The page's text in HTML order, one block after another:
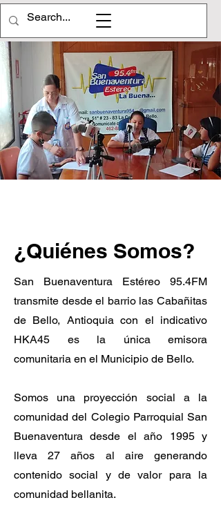
¿Quiénes Somos?
San Buenaventura Estéreo 95.4FM
transmite desde el barrio las Cabañitas
de Bello, Antioquia con el indicativo
HKA45 es la única emisora
comunitaria en el Municipio de Bello.
Somos una proyección social a la
comunidad del Colegio Parroquial San
Buenaventura desde el año 1995 y
lleva 27 años al aire generando
contenido social y de valor para la
comunidad bellanita.